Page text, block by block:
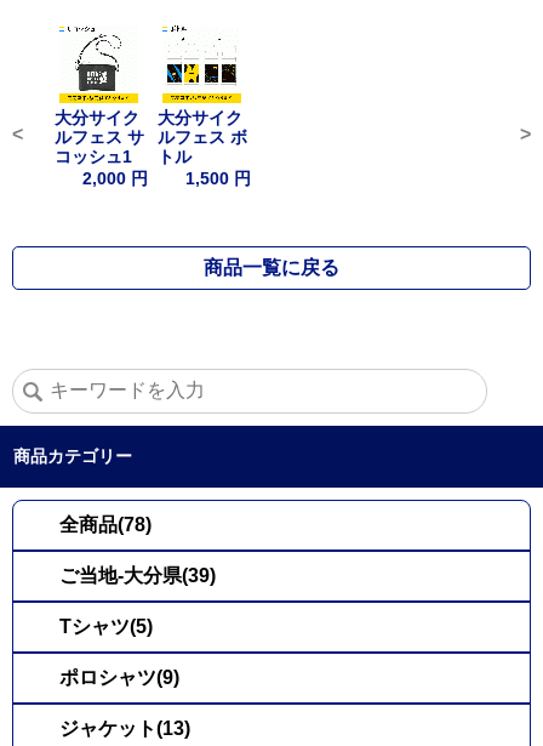
大分サイク
ルフェス サ
コッシュ1
2,000 円
大分サイク
ルフェス ボ
トル
1,500 円
< >
商品一覧に戻る
商品カテゴリー
全商品(78)
ご当地-大分県(39)
Tシャツ(5)
ポロシャツ(9)
ジャケット(13)